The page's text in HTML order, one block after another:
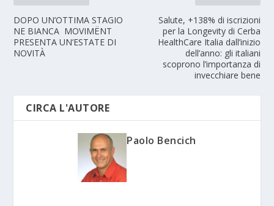
DOPO UN’OTTIMA STAGIO
NE BIANCA MOVIMËNT
PRESENTA UN’ESTATE DI
NOVITÀ
Salute, +138% di iscrizioni
per la Longevity di Cerba
HealthCare Italia dall’inizio
dell’anno: gli italiani
scoprono l’importanza di
invecchiare bene
CIRCA L'AUTORE
Paolo Bencich